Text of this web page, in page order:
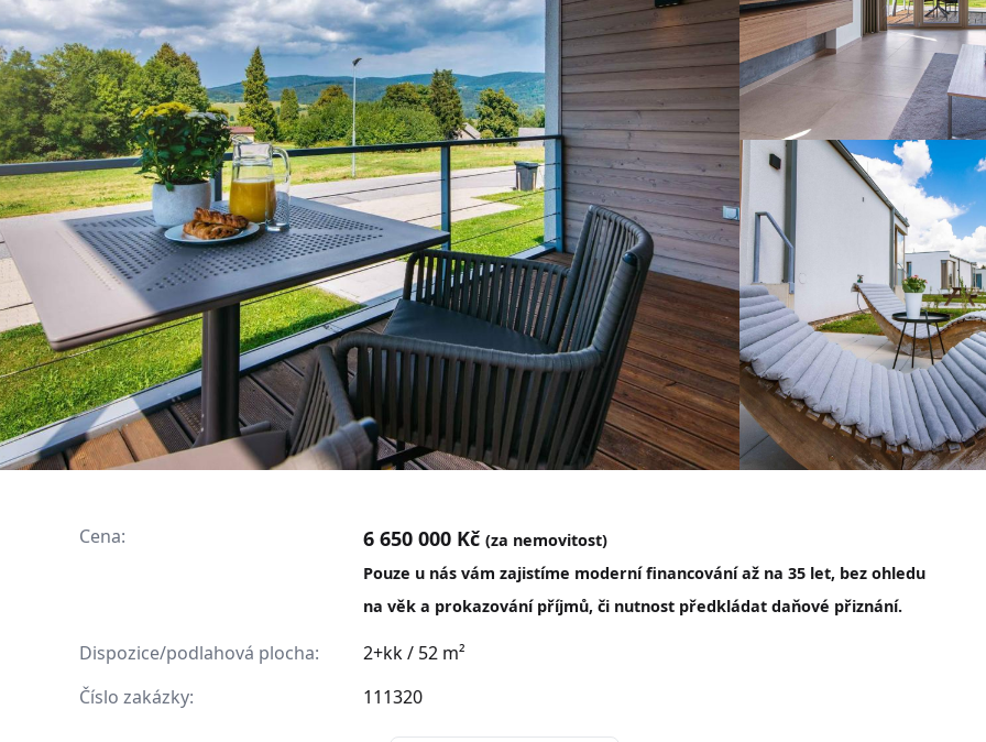
Cena: 6 650 000 Kč (za nemovitost)
Pouze u nás vám zajistíme moderní financování až na 35 let, bez ohledu
na věk a prokazování příjmů, či nutnost předkládat daňové přiznání.
Dispozice/podlahová plocha:
2+kk / 52 m²
Číslo zakázky:
111320